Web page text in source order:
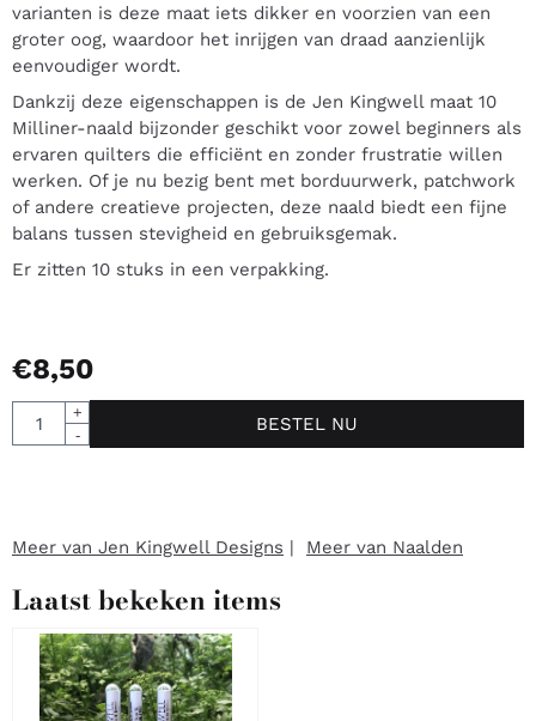
varianten is deze maat iets dikker en voorzien van een
groter oog, waardoor het inrijgen van draad aanzienlijk
eenvoudiger wordt.
Dankzij deze eigenschappen is de Jen Kingwell maat 10
Milliner-naald bijzonder geschikt voor zowel beginners als
ervaren quilters die efficiënt en zonder frustratie willen
werken. Of je nu bezig bent met borduurwerk, patchwork
of andere creatieve projecten, deze naald biedt een fijne
balans tussen stevigheid en gebruiksgemak.
Er zitten 10 stuks in een verpakking.
€8,50
Aantal
+
-
BESTEL NU
Meer van Jen Kingwell Designs | Meer van Naalden
Laatst bekeken items